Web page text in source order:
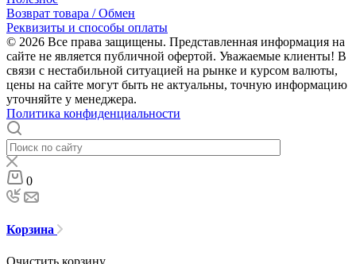
Возврат товара / Обмен
Реквизиты и способы оплаты
© 2026 Все права защищены. Представленная информация на
сайте не является публичной офертой. Уважаемые клиенты! В
связи с нестабильной ситуацией на рынке и курсом валюты,
цены на сайте могут быть не актуальны, точную информацию
уточняйте у менеджера.
Политика конфиденциальности
0
Корзина
Очистить корзину